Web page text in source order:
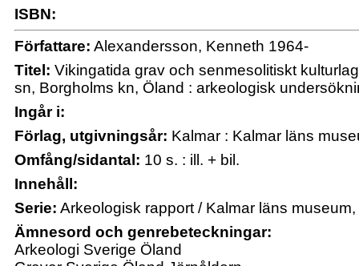
ISBN:
Författare: Alexandersson, Kenneth 1964-
Titel: Vikingatida grav och senmesolitiskt
sn, Borgholms kn, Öland : arkeologisk
Ingår i:
Förlag, utgivningsår: Kalmar : Kalmar läns
Omfång/sidantal: 10 s. : ill. + bil.
Innehåll:
Serie: Arkeologisk rapport / Kalmar läns
Ämnesord och genrebeteckningar:
Arkeologi Sverige Öland